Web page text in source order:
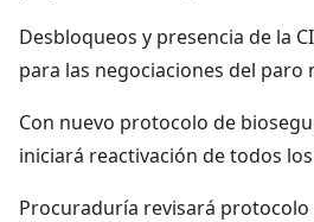
Desbloqueos y presencia de la
para las negociaciones del paro
Con nuevo protocolo de
iniciará reactivación de todos
Procuraduría revisará